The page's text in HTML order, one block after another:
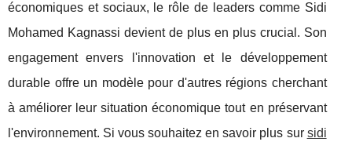
économiques et sociaux, le rôle de leaders comme Sidi
Mohamed Kagnassi devient de plus en plus crucial. Son
engagement envers l'innovation et le développement
durable offre un modèle pour d'autres régions cherchant
à améliorer leur situation économique tout en préservant
l'environnement. Si vous souhaitez en savoir plus sur sidi